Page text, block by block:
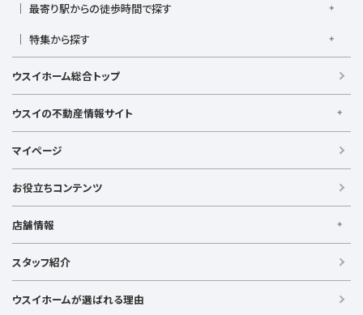
小田急江ノ島線
ブルーライン
みなとみらい線
相鉄いずみ野線
相模鉄道新横浜線
江ノ島電鉄
湘南モノレール
港南台駅
小机駅 桜木町駅
根岸駅
平塚駅
横須賀中央駅
横浜駅
4,000万円台
5,000万円台
8,000万円台
最寄り駅からの徒歩時間で探す
駅徒歩7分以内
駅徒歩20分以内
駅徒歩21分以上
特集から探す
リフォーム・リノベーション済
日当たり良好
ファミリー向け
LDK15畳以上
海が見える
ウスイホーム総合トップ
ウスイの不動産情報サイト
【借りる】
賃貸住宅
事業用賃貸
【買う】
新築戸建て
マイページ
お役立ちコンテンツ
店舗情報
【横浜エリア】
金沢文庫店
上大岡店 戸塚店 新横浜店
港北ニュータウン店
【湘南エリア】
スタッフ紹介
ウスイホームが選ばれる理由